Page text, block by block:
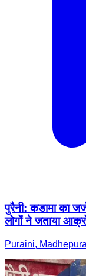
पुरैनी: कडामा का
लोगों ने जताया
Puraini,